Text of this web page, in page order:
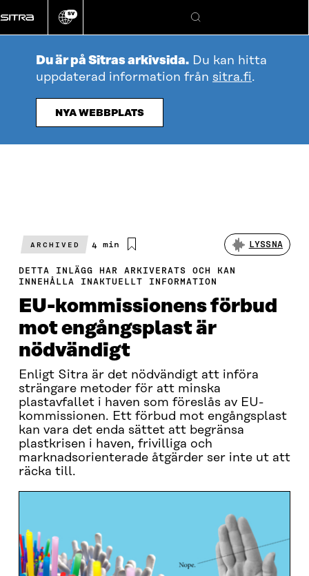
direkt
till
Ändra
språk
SV
Sök
Du är på Sitras arkivsida. Du kan hitta
uppdaterad information från sitra.fi.
NYA WEBBPLATS
ARCHIVED
Beräknad
4 min LYSSNA
DETTA INLÄGG HAR ARKIVERATS OCH KAN
INNEHÅLLA INAKTUELLT INFORMATION
EU-kommissionens förbud
mot engångsplast är
nödvändigt
Enligt Sitra är det nödvändigt att införa
strängare metoder för att minska
plastavfallet i haven som föreslås av EU-
kommissionen. Ett förbud mot engångsplast
kan vara det enda sättet att begränsa
plastkrisen i haven, frivilliga och
marknadsorienterade åtgärder ser inte ut att
räcka till.